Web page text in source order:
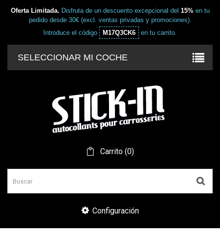
Oferta Limitada. Disfruta de un descuento excepcional del 15%en tu
pedido desde 30€ (excl. ventas privadas y promociones).
Introduce el código
M17Q3CK6 en tu carrito.
SELECCIONAR MI COCHE
Carrito (0)
Configuración